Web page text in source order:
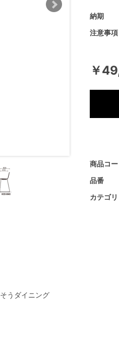
うダイニング
￥
商品コー
品番
カテゴリ
注意事項
納期